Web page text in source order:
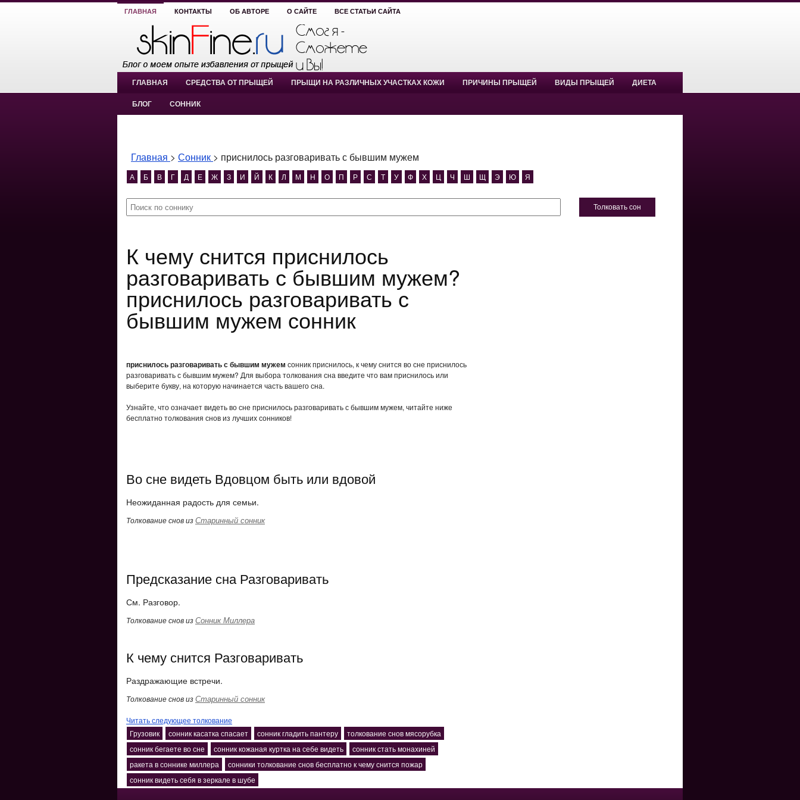
ГЛАВНАЯ КОНТАКТЫ ОБ АВТОРЕ О САЙТЕ ВСЕ СТАТЬИ САЙТА
ГЛАВНАЯ СРЕДСТВА ОТ ПРЫЩЕЙ ПРЫЩИ НА РАЗЛИЧНЫХ УЧАСТКАХ КОЖИ ПРИЧИНЫ ПРЫЩЕЙ ВИДЫ ПРЫЩЕЙ ДИЕТА
БЛОГ СОННИК
Главная > Сонник > приснилось разговаривать с бывшим мужем
А Б В Г Д Е Ж З И Й К Л М Н О П Р С Т У Ф Х Ц Ч Ш Щ Э Ю Я
Толковать сон
К чему снится приснилось
разговаривать с бывшим мужем?
приснилось разговаривать с
бывшим мужем сонник
приснилось разговаривать с бывшим мужем сонник приснилось, к чему снится во сне приснилось
разговаривать с бывшим мужем? Для выбора толкования сна введите что вам приснилось или
выберите букву, на которую начинается часть вашего сна.
Узнайте, что означает видеть во сне приснилось разговаривать с бывшим мужем, читайте ниже
бесплатно толкования снов из лучших сонников!
Во сне видеть Вдовцом быть или вдовой
Неожиданная радость для семьи.
Толкование снов изСтаринный сонник
Предсказание сна Разговаривать
См. Разговор.
Толкование снов изСонник Миллера
К чему снится Разговаривать
Раздражающие встречи.
Толкование снов изСтаринный сонник
Читать следующее толкование
Грузовик
сонник касатка спасает сонник гладить пантеру
толкование снов мясорубка
сонник бегаете во сне
сонник кожаная куртка на себе видеть
сонник стать монахиней
ракета в соннике миллера
сонники толкование снов бесплатно к чему снится пожар
сонник видеть себя в зеркале в шубе